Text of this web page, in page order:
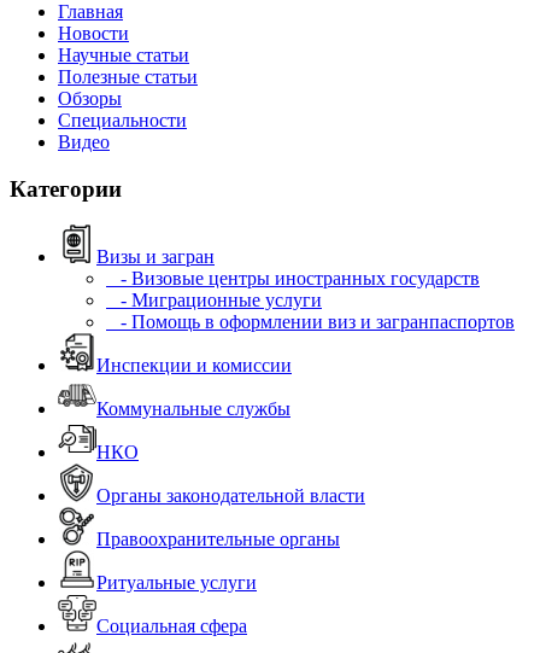
Главная
Новости
Научные статьи
Полезные статьи
Обзоры
Специальности
Видео
Категории
Визы и загран
- Визовые центры иностранных государств
- Миграционные услуги
- Помощь в оформлении виз и загранпаспортов
Инспекции и комиссии
Коммунальные службы
НКО
Органы законодательной власти
Правоохранительные органы
Ритуальные услуги
Социальная сфера